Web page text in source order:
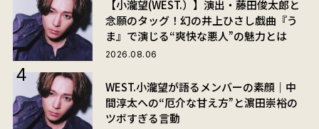
【小瀧望(WEST.）】演出・藤田俊太郎と
念願のタッグ！幻の井上ひさし戯曲『う
ま』で演じる“爽快な悪人”の魅力とは
2026.08.06
WEST.小瀧望が語るメンバーの素顔｜中
間淳太への“厄介な甘え方”と濵田崇裕の
ツボすぎる言動